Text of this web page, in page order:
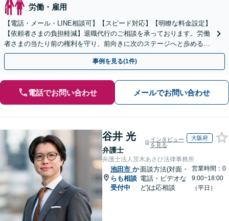
労働・雇用
【電話・メール・LINE相談可】【スピード対応】【明瞭な料金設定】
【依頼者さまの負担軽減】退職代行のご相談を承っております。労働
者さまの当たり前の権利を守り、前向きに次のステージへと歩めるよ
う全力でサポートいたします。
事例を見る(1件)
電話でお問い合わせ メールでお問い合わせ
谷井 光
弁護士
インタビュー
を見る
大阪府
弁護士法人茨木あさひ法律事務所
池田市 か
らも相談
受付中
面談方法(対面・
電話・ビデオな
ど)は応相談
営業時間：0
9:00~18:00
（平日）